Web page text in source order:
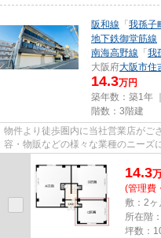
阪和線 「我孫子
地下鉄御堂筋線
南海高野線 「我
大阪府大阪市住
14.3万円
築年数：築1年
階数：3階建
物件より徒歩圏内に当社営業店がご
容・物販などの様々な業種のニーズ
尚、弊社ではおとり広告は一切...
14.3
(管理費
敷：2
所在階
坪数：